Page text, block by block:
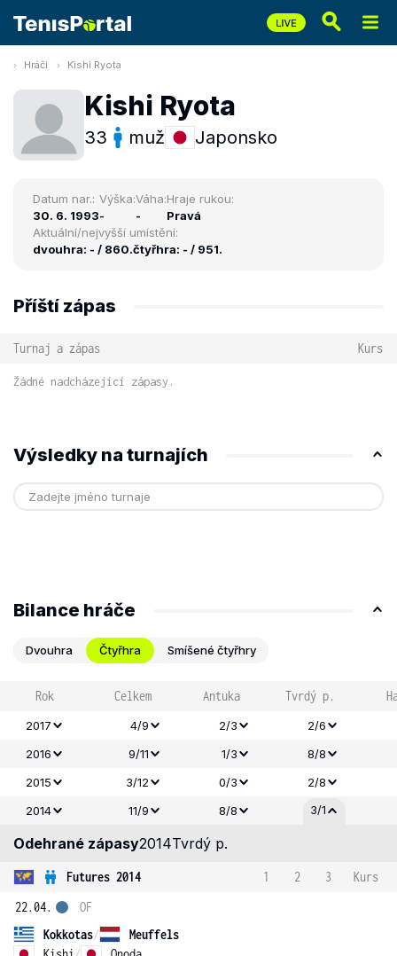
Hráči Kishi Ryota
Kishi Ryota
33 muž Japonsko
Datum nar.:
30. 6. 1993
Výška:
-
Váha:
-
Hraje rukou:
Pravá
Aktuální/nejvyšší umístění:
dvouhra: - / 860.čtyřhra: - / 951.
Příští zápas
Turnaj a zápas Kurs
Žádné nadcházející zápasy.
Výsledky na turnajích
Bilance hráče
Dvouhra Čtyřhra Smíšené čtyřhry
Rok Celkem Antuka Tvrdý p.
2017 4/9 2/3
2/6
2016
9/11 1/3
8/8
2015
3/12 0/3
2/8
2014
11/9 8/8 3/1
Odehrané zápasy2014Tvrdý p.
Futures 2014 1 2 3
Kurs
22.04.
Kokkotas/
Meuffels
OF